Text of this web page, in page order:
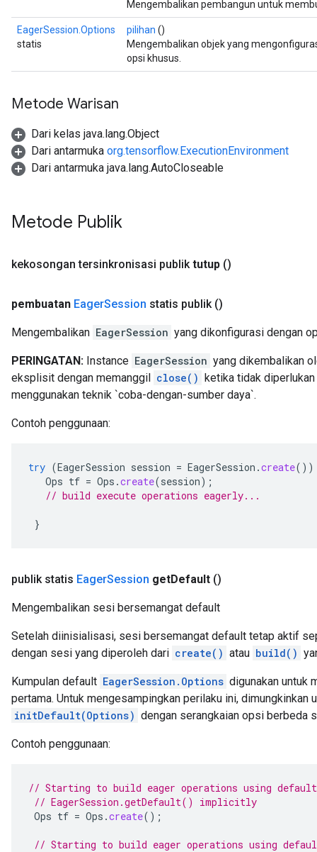
Mengembalikan pembangun untuk
EagerSession.Options
statis
pilihan ()
Mengembalikan objek yang
opsi khusus.
Metode Warisan
Dari kelas java.lang.Object
Dari antarmuka org.tensorflow.ExecutionEnvironment
Dari antarmuka java.lang.AutoCloseable
Metode Publik
kekosongan tersinkronisasi publik tutup ()
pembuatan EagerSession statis publik ()
Mengembalikan EagerSession yang dikonfigurasi dengan
PERINGATAN: Instance EagerSession yang dikembalikan
eksplisit dengan memanggil close() ketika tidak
menggunakan teknik `coba-dengan-sumber daya`.
Contoh penggunaan:
try (EagerSession session = EagerSession .create())
Ops tf = Ops .create(session);
// build execute operations eagerly...
}
publik statis EagerSession getDefault ()
Mengembalikan sesi bersemangat default
Setelah diinisialisasi, sesi bersemangat default tetap aktif
dengan sesi yang diperoleh dari create() atau build()
Kumpulan default EagerSession.Options digunakan untuk
pertama. Untuk mengesampingkan perilaku ini, dimungkinkan
initDefault(Options) dengan serangkaian opsi berbeda
Contoh penggunaan:
// Starting to build eager operations using
// EagerSession.getDefault() implicitly
Ops tf = Ops .create();
// Starting to build eager operations using